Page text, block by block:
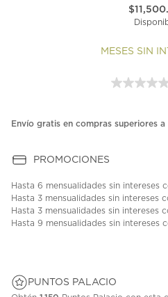
MESES SIN
Envío gratis en compras superiores
PROMOCIONES
Hasta 6 mensualidades sin intereses
Hasta 3 mensualidades sin intereses
Hasta 3 mensualidades sin intereses
Hasta 9 mensualidades sin intereses
PUNTOS PALACIO